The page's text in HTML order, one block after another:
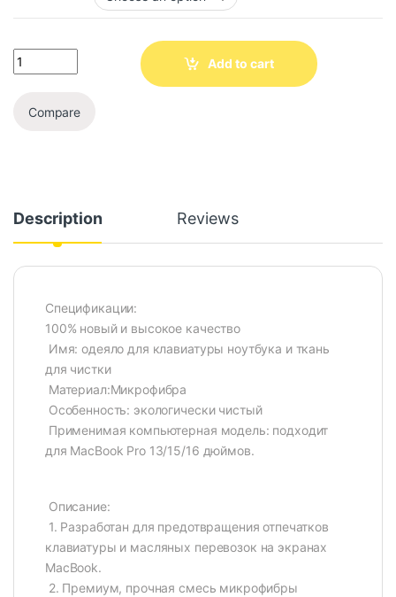
Add to cart
Compare
Description Reviews
Спецификации:
100% новый и высокое качество
​ Имя: одеяло для клавиатуры ноутбука и ткань
для чистки
​ Материал:Микрофибра
​ Особенность: экологически чистый
​ Применимая компьютерная модель: подходит
для MacBook Pro 13/15/16 дюймов.
​ Описание:
​ 1. Разработан для предотвращения отпечатков
клавиатуры и масляных перевозок на экранах
MacBook.
​ 2. Премиум, прочная смесь микрофибры